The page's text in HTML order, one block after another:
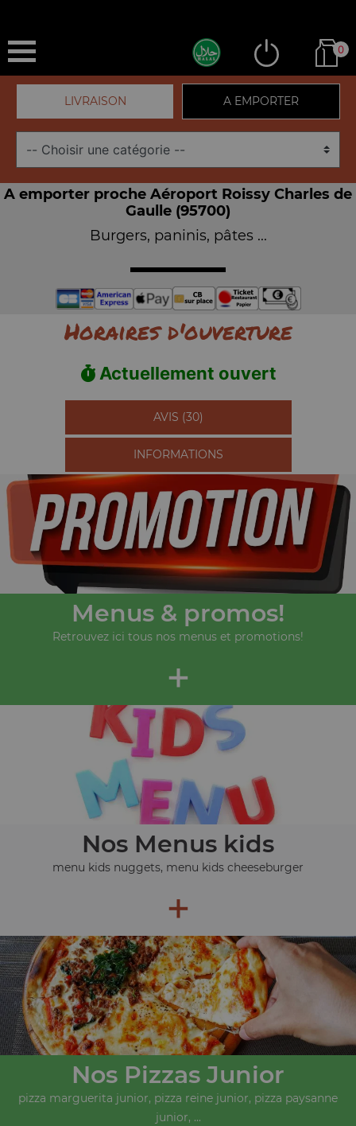
0
LIVRAISON A EMPORTER
A emporter proche Aéroport Roissy Charles de
Gaulle (95700)
Burgers, paninis, pâtes ...
Horaires d'ouverture
Actuellement ouvert
AVIS (30)
INFORMATIONS
Menus & promos!
Retrouvez ici tous nos menus et promotions!
+
Nos Menus kids
menu kids nuggets, menu kids cheeseburger
+
Nos Pizzas Junior
pizza marguerita junior, pizza reine junior, pizza paysanne
junior, ...